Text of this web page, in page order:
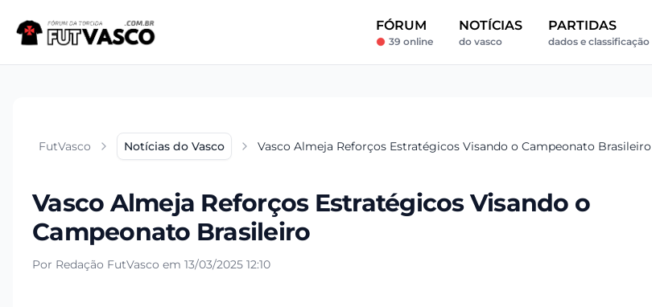
FÓRUM
39 online
NOTÍCIAS
do vasco
PARTIDAS
dados e classificação
FutVasco Notícias do Vasco Vasco Almeja Reforços Estratégicos Visando o Campeonato Brasileiro
Vasco Almeja Reforços Estratégicos Visando o
Campeonato Brasileiro
Por Redação FutVasco em 13/03/2025 12:10